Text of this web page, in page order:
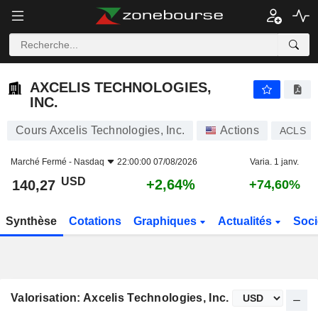
AXCELIS TECHNOLOGIES,
INC.
Cours Axcelis Technologies, Inc. Actions ACLS
Marché Fermé - Nasdaq 22:00:00 07/08/2026 Varia. 1 janv.
140,27 USD +2,64% +74,60%
Synthèse Cotations Graphiques Actualités
Valorisation: Axcelis Technologies, Inc.